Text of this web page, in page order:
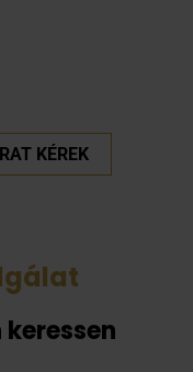
KÉREK